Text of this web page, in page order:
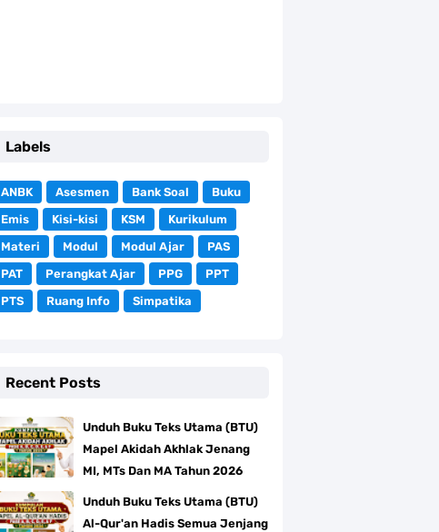
Labels
ANBK Asesmen Bank Soal
Buku
Emis
Kisi-kisi KSM
Kurikulum
Materi
Modul Modul Ajar
PAS
PAT
Perangkat Ajar PPG
PPT
PTS
Ruang Info Simpatika
Recent Posts
Unduh Buku Teks Utama (BTU)
Mapel Akidah Akhlak Jenang
MI, MTs Dan MA Tahun 2026
Unduh Buku Teks Utama (BTU)
Al-Qur'an Hadis Semua Jenjang